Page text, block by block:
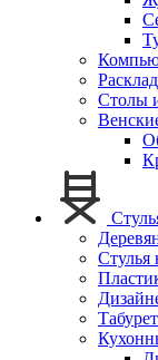
Столы
Стулья